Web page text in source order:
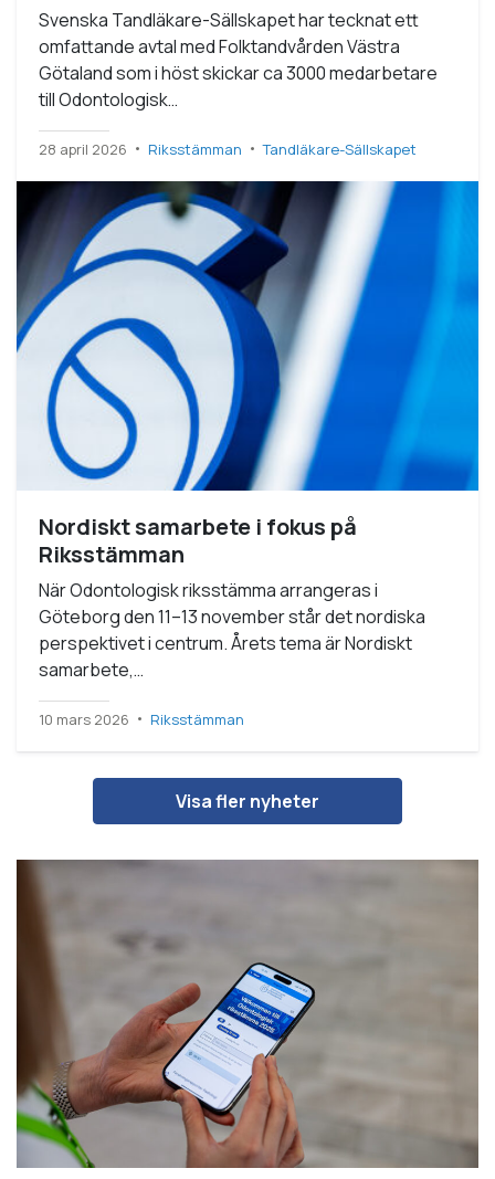
Svenska Tandläkare-Sällskapet har tecknat ett
omfattande avtal med Folktandvården Västra
Götaland som i höst skickar ca 3000 medarbetare
till Odontologisk…
28 april 2026 Riksstämman Tandläkare-Sällskapet
Nordiskt samarbete i fokus på
Riksstämman
När Odontologisk riksstämma arrangeras i
Göteborg den 11–13 november står det nordiska
perspektivet i centrum. Årets tema är Nordiskt
samarbete,…
10 mars 2026 Riksstämman
Visa fler nyheter